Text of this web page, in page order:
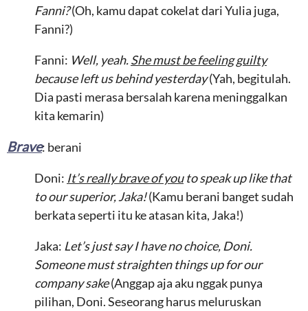
Fanni?(Oh, kamu dapat cokelat dari Yulia juga,
Fanni?)
Fanni: Well, yeah.She must be feeling guilty
because left us behind yesterday(Yah, begitulah.
Dia pasti merasa bersalah karena meninggalkan
kita kemarin)
Brave: berani
Doni: It’s really brave of youto speak up like that
to our superior, Jaka!(Kamu berani banget sudah
berkata seperti itu ke atasan kita, Jaka!)
Jaka: Let’s just say I have no choice, Doni.
Someone must straighten things up for our
company sake(Anggap aja aku nggak punya
pilihan, Doni. Seseorang harus meluruskan